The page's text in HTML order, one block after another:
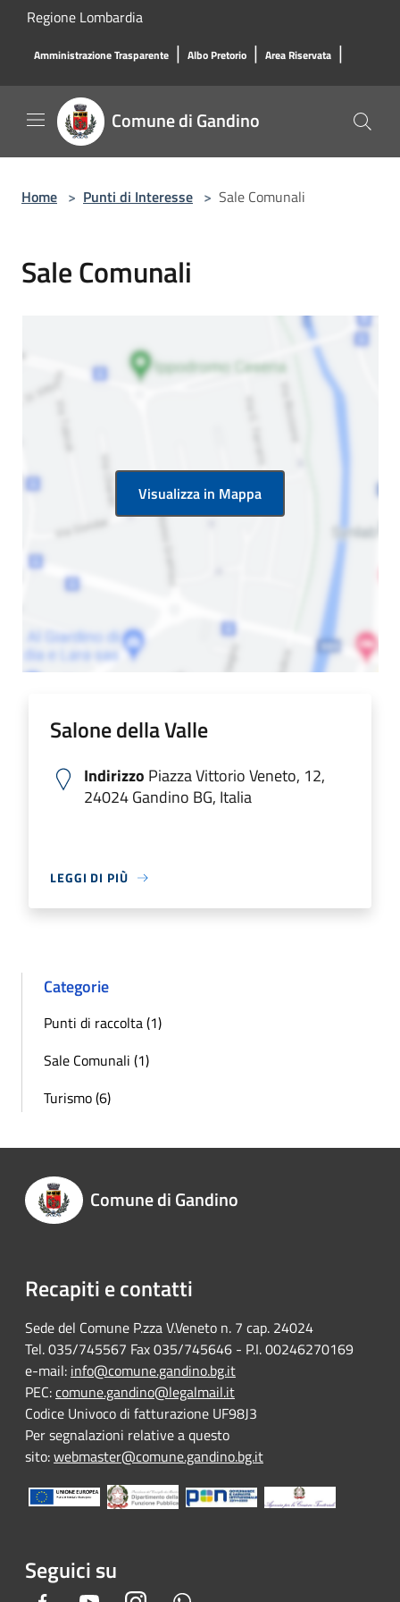
Salta al contenuto principale
Regione Lombardia
Amministrazione Trasparente | Albo Pretorio | Area Riservata |
Comune di Gandino
Home > Punti di Interesse > Sale Comunali
Sale Comunali
Visualizza in Mappa
Salone della Valle
Indirizzo Piazza Vittorio Veneto, 12,
24024 Gandino BG, Italia
LEGGI DI PIÙ
Categorie
Punti di raccolta (1)
Sale Comunali (1)
Turismo (6)
Comune di Gandino
Recapiti e contatti
Sede del Comune P.zza V.Veneto n. 7 cap. 24024
Tel. 035/745567 Fax 035/745646 - P.I. 00246270169
e-mail: info@comune.gandino.bg.it
PEC:comune.gandino@legalmail.it
Codice Univoco di fatturazione UF98J3
Per segnalazioni relative a questo
sito:webmaster@comune.gandino.bg.it
Seguici su